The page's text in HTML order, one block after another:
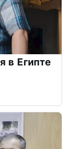
в Египте